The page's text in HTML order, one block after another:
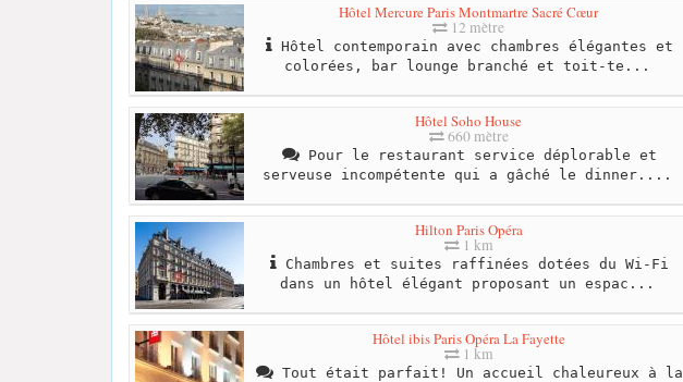
Hôtel Mercure Paris Montmartre Sacré Cœur
12 mètre
Hôtel contemporain avec chambres élégantes et
colorées, bar lounge branché et toit-te...
Hôtel Soho House
660 mètre
Pour le restaurant service déplorable et
serveuse incompétente qui a gâché le dinner....
Hilton Paris Opéra
1 km
Chambres et suites raffinées dotées du Wi-Fi
dans un hôtel élégant proposant un espac...
Hôtel ibis Paris Opéra La Fayette
1 km
Tout était parfait! Un accueil chaleureux à la